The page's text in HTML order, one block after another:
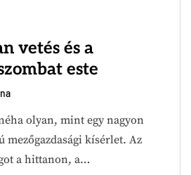
vetés és a
este
olyan, mint egy nagyon
mezőgazdasági kísérlet. Az
a hittanon, a…